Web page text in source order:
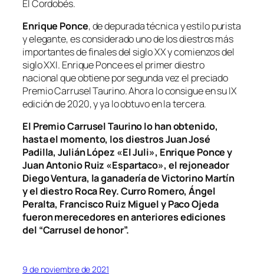
El Cordobés.
Enrique Ponce, de depurada técnica y estilo purista
y elegante, es considerado uno de los diestros más
importantes de finales del siglo XX y comienzos del
siglo XXI. Enrique Ponce es el primer diestro
nacional que obtiene por segunda vez el preciado
Premio Carrusel Taurino. Ahora lo consigue en su IX
edición de 2020, y ya lo obtuvo en la tercera.
El Premio Carrusel Taurino lo han obtenido,
hasta el momento, los diestros Juan José
Padilla, Julián López «El Juli», Enrique Ponce y
Juan Antonio Ruiz «Espartaco», el rejoneador
Diego Ventura, la ganadería de Victorino Martín
y el diestro Roca Rey. Curro Romero, Ángel
Peralta, Francisco Ruiz Miguel y Paco Ojeda
fueron merecedores en anteriores ediciones
del “Carrusel de honor”.
9 de noviembre de 2021